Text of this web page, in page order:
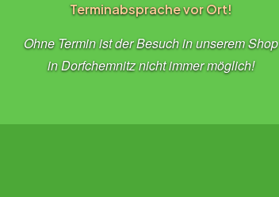
Terminabsprache vor Ort!
Ohne Termin ist der Besuch in unserem Shop
in Dorfchemnitz nicht immer möglich!